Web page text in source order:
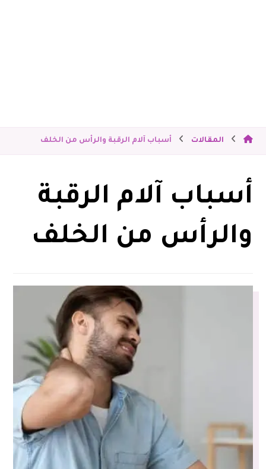
المقالات أسباب آلام الرقبة والرأس من الخلف
أسباب آلام الرقبة
والرأس من الخلف